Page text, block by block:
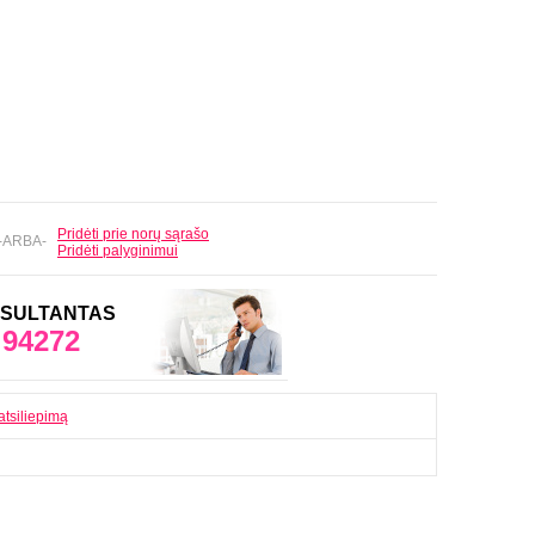
Pridėti prie norų sąrašo
Pridėti palyginimui